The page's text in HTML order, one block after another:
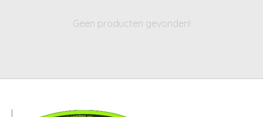
Geen producten gevonden!